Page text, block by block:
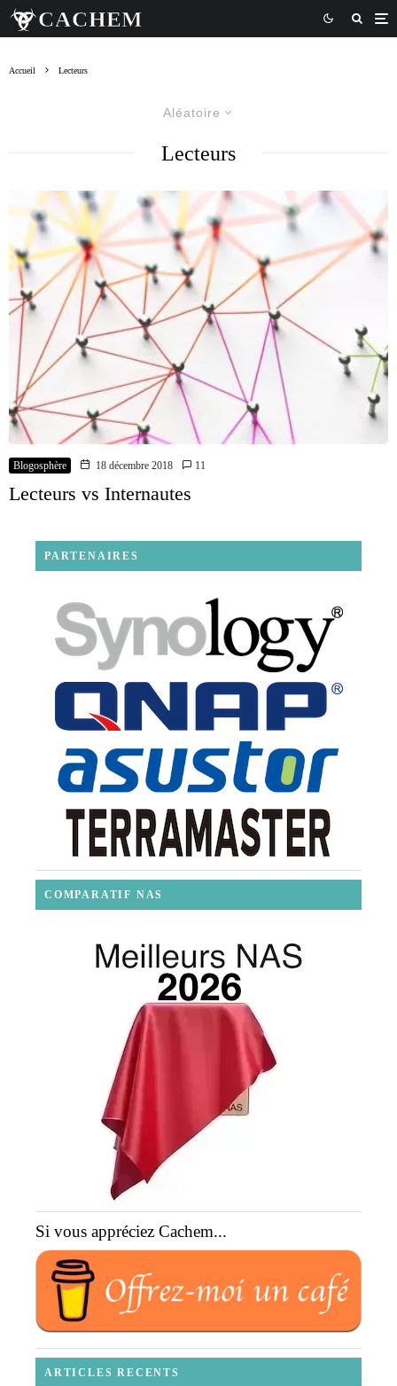
Accueil Lecteurs
Aléatoire
Lecteurs
Blogosphère 18 décembre 2018 11
Lecteurs vs Internautes
PARTENAIRES
COMPARATIF NAS
Si vous appréciez Cachem...
ARTICLES RECENTS